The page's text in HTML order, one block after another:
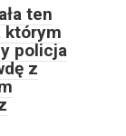
ten
którym
policja
z